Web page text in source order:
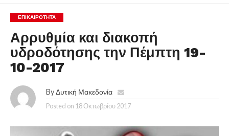
ΕΠΙΚΑΙΡΟΤΗΤΑ
Αρρυθμία και διακοπή
υδροδότησης την Πέμπτη 19-
10-2017
By Δυτική Μακεδονία
Posted on 18 Οκτωβρίου 2017